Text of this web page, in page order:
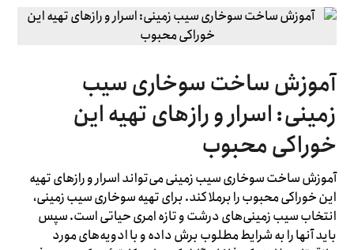
آموزش ساخت سوخاری سیب
زمینی: اسرار و رازهای تهیه این
خوراکی محبوب
آموزش ساخت سوخاری سیب زمینی می‌تواند اسرار و رازهای تهیه
این خوراکی محبوب را برملا کند. برای تهیه سوخاری سیب زمینی،
انتخاب سیب زمینی‌های درشت و تازه امری حیاتی است. سپس
باید آنها را به شرایط مطلوب برش داده و با ادویه‌های مورد